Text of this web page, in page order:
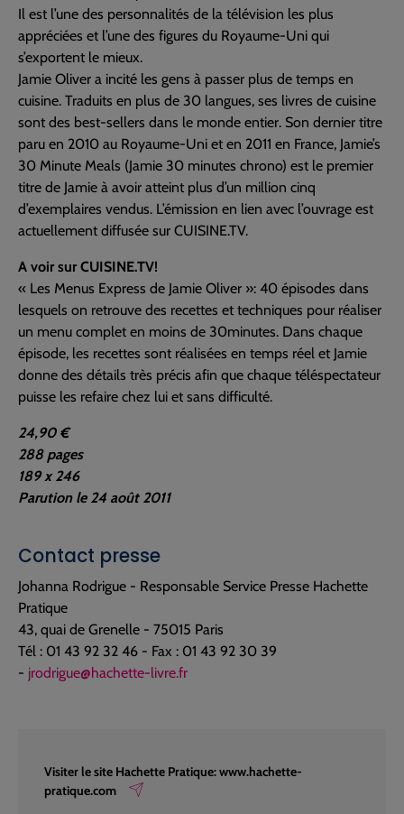
Il est l’une des personnalités de la télévision les plus
appréciées et l’une des figures du Royaume-Uni qui
s’exportent le mieux.
Jamie Oliver a incité les gens à passer plus de temps en
cuisine. Traduits en plus de 30 langues, ses livres de cuisine
sont des best-sellers dans le monde entier. Son dernier titre
paru en 2010 au Royaume-Uni et en 2011 en France, Jamie’s
30 Minute Meals (Jamie 30 minutes chrono) est le premier
titre de Jamie à avoir atteint plus d’un million cinq
d’exemplaires vendus. L’émission en lien avec l’ouvrage est
actuellement diffusée sur CUISINE.TV.
A voir sur CUISINE.TV!
« Les Menus Express de Jamie Oliver »: 40 épisodes dans
lesquels on retrouve des recettes et techniques pour réaliser
un menu complet en moins de 30minutes. Dans chaque
épisode, les recettes sont réalisées en temps réel et Jamie
donne des détails très précis afin que chaque téléspectateur
puisse les refaire chez lui et sans difficulté.
24,90 €
288 pages
189 x 246
Parution le 24 août 2011
Contact presse
Johanna Rodrigue - Responsable Service Presse Hachette
Pratique
43, quai de Grenelle - 75015 Paris
Tél : 01 43 92 32 46 - Fax : 01 43 92 30 39
- jrodrigue@hachette-livre.fr
Visiter le site Hachette Pratique: www.hachette-
pratique.com